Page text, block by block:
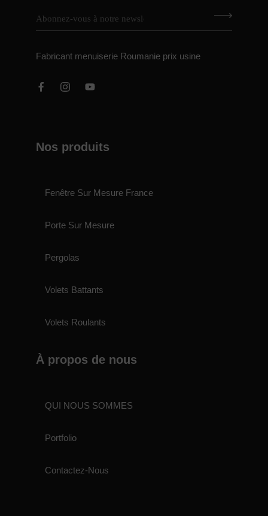
Fabricant menuiserie Roumanie prix usine
Nos produits
Fenêtre Sur Mesure France
Porte Sur Mesure
Pergolas
Volets Battants
Volets Roulants
À propos de nous
QUI NOUS SOMMES
Portfolio
Contactez-Nous